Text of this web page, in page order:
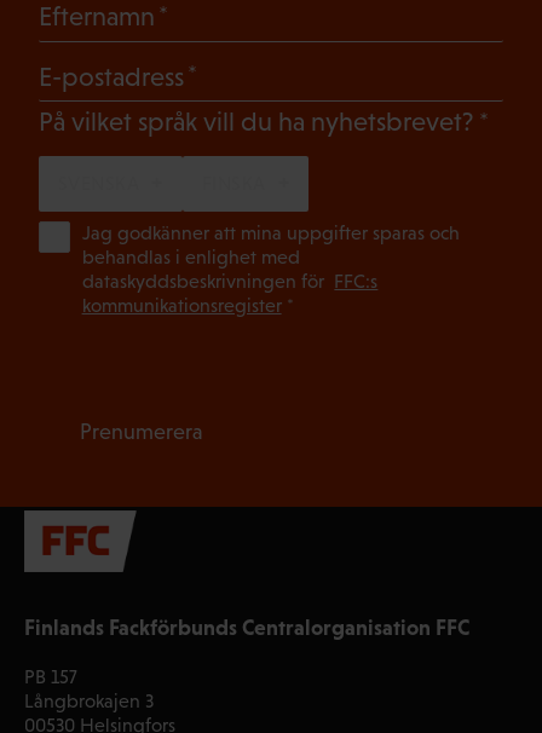
Finlands Fackförbunds Centralorganisation FFC
PB 157
Långbrokajen 3
00530 Helsingfors
Efternamn
E-postadress
På vilket språk vill du ha nyhetsbrevet?
Jag godkänner att mina uppgifter sparas och
behandlas i enlighet med
dataskyddsbeskrivningen för FFC:s
kommunikationsregister*
Prenumerera